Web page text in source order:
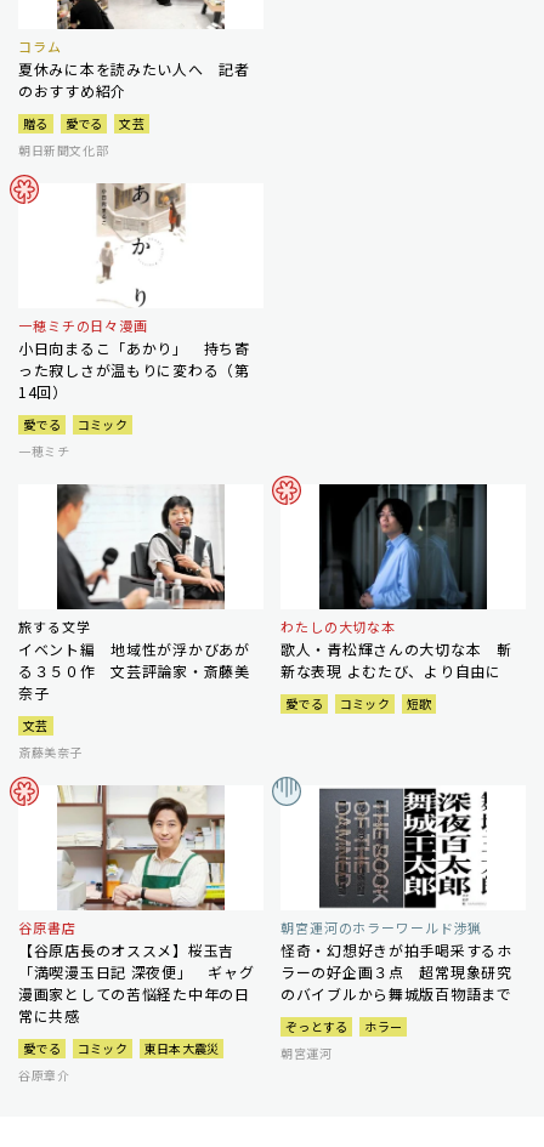
コラム
夏休みに本を読みたい人へ 記者
のおすすめ紹介
贈る 愛でる
文芸
朝日新聞文化部
一穂ミチの日々漫画
小日向まるこ「あかり」 持ち寄
った寂しさが温もりに変わる（第
14回）
愛でる
コミック
一穂ミチ
旅する文学
イベント編 地域性が浮かびあが
る３５０作 文芸評論家・斎藤美
奈子
文芸
斎藤美奈子
わたしの大切な本
歌人・青松輝さんの大切な本 斬
新な表現 よむたび、より自由に
愛でる コミック 短歌
谷原書店
【谷原店長のオススメ】桜玉吉
「満喫漫玉日記 深夜便」 ギャグ
漫画家としての苦悩経た中年の日
常に共感
愛でる コミック
東日本大震災
谷原章介
朝宮運河のホラーワールド渉猟
怪奇・幻想好きが拍手喝采するホ
ラーの好企画３点 超常現象研究
のバイブルから舞城版百物語まで
ぞっとする
ホラー
朝宮運河